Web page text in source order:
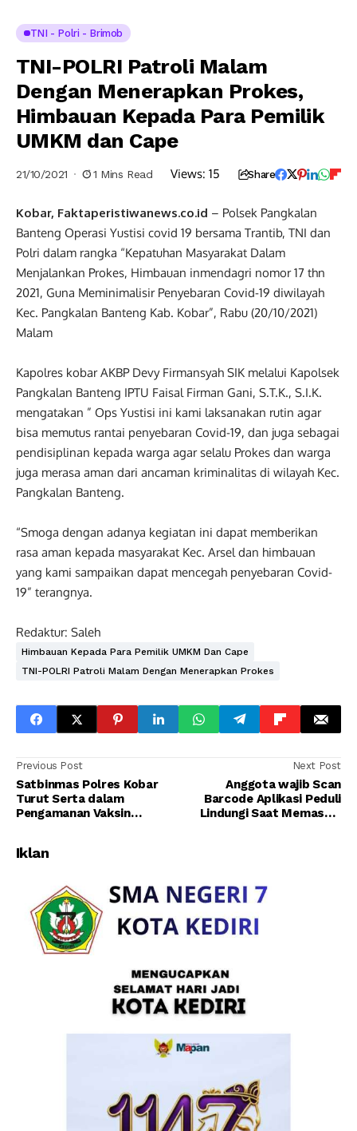
TNI - Polri - Brimob
TNI-POLRI Patroli Malam
Dengan Menerapkan Prokes,
Himbauan Kepada Para Pemilik
UMKM dan Cape
21/10/2021 1 Mins Read Views: 15 Share
Kobar, Faktaperistiwanews.co.id – Polsek Pangkalan
Banteng Operasi Yustisi covid 19 bersama Trantib, TNI dan
Polri dalam rangka “Kepatuhan Masyarakat Dalam
Menjalankan Prokes, Himbauan inmendagri nomor 17 thn
2021, Guna Meminimalisir Penyebaran Covid-19 diwilayah
Kec. Pangkalan Banteng Kab. Kobar”, Rabu (20/10/2021)
Malam
Kapolres kobar AKBP Devy Firmansyah SIK melalui Kapolsek
Pangkalan Banteng IPTU Faisal Firman Gani, S.T.K., S.I.K.
mengatakan ” Ops Yustisi ini kami laksanakan rutin agar
bisa memutus rantai penyebaran Covid-19, dan juga sebagai
pendisiplinan kepada warga agar selalu Prokes dan warga
juga merasa aman dari ancaman kriminalitas di wilayah Kec.
Pangkalan Banteng.
“Smoga dengan adanya kegiatan ini dapat memberikan
rasa aman kepada masyarakat Kec. Arsel dan himbauan
yang kami sampaikan dapat mencegah penyebaran Covid-
19” terangnya.
Redaktur: Saleh
Himbauan Kepada Para Pemilik UMKM Dan Cape
TNI-POLRI Patroli Malam Dengan Menerapkan Prokes
Previous Post
Satbinmas Polres Kobar
Turut Serta dalam
Pengamanan Vaksin
Next Post
Anggota wajib Scan
Barcode Aplikasi Peduli
Lindungi Saat Memasuki
Iklan